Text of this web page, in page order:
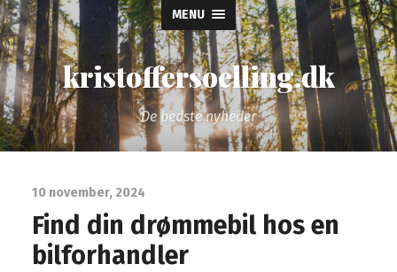
MENU
kristoffersoelling.dk
De bedste nyheder
10 november, 2024
Find din drømmebil hos en
bilforhandler